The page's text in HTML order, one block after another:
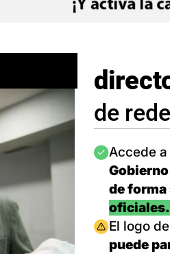
de
Imagen
Accede
de forma
oficiales.
Imagen
El logo
puede